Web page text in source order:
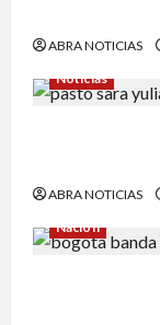
ABRA NOTICIAS
Noticias
ABRA NOTICIAS
Nación